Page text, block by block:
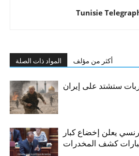
Tunisie
المواد ذات الصلة أكثر من مؤلف
ستشتد على إيران
يعلن إخضاع كبار
كشف المخدرات